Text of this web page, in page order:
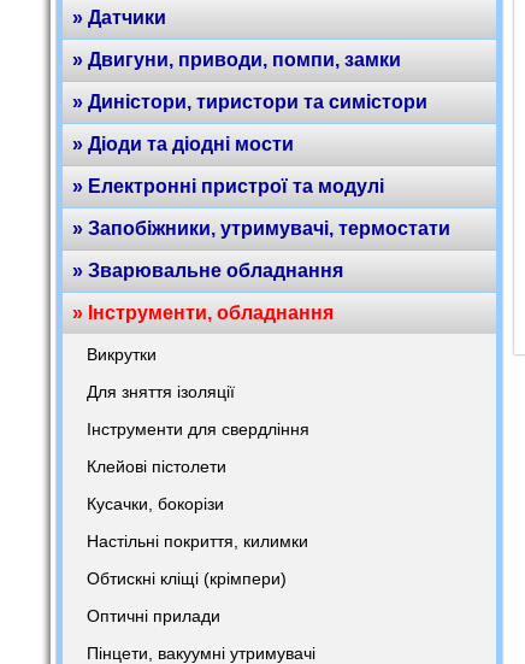
» Датчики
» Двигуни, приводи, помпи, замки
» Диністори, тиристори та симістори
» Діоди та діодні мости
» Електронні пристрої та модулі
» Запобіжники, утримувачі, термостати
» Зварювальне обладнання
» Інструменти, обладнання
Викрутки
Для зняття ізоляції
Інструменти для свердління
Клейові пістолети
Кусачки, бокорізи
Настільні покриття, килимки
Обтискні кліщі (крімпери)
Оптичні прилади
Пінцети, вакуумні утримувачі